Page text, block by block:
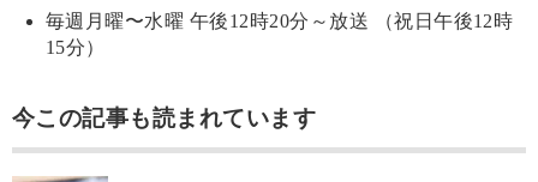
毎週月曜〜水曜 午後12時20分～放送 （祝日午後12時
15分）
今この記事も読まれています